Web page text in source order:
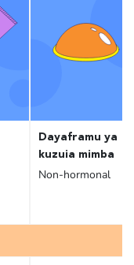
Dayaframu ya
kuzuia mimba
Non-hormonal